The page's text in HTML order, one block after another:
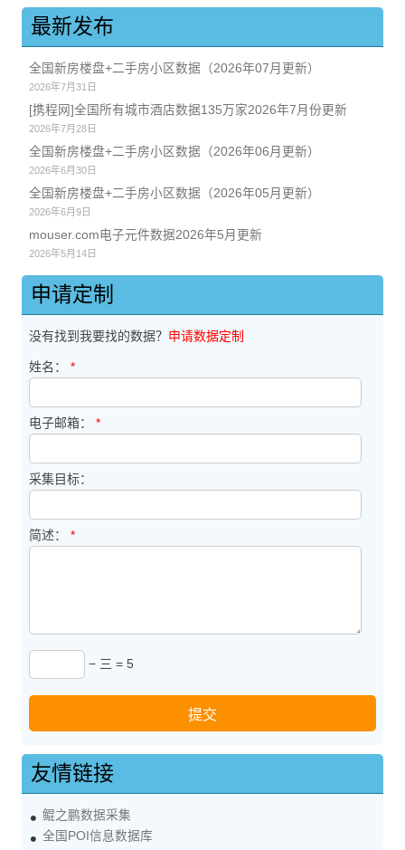
最新发布
全国新房楼盘+二手房小区数据（2026年07月更新）
2026年7月31日
[携程网]全国所有城市酒店数据135万家2026年7月份更新
2026年7月28日
全国新房楼盘+二手房小区数据（2026年06月更新）
2026年6月30日
全国新房楼盘+二手房小区数据（2026年05月更新）
2026年6月9日
mouser.com电子元件数据2026年5月更新
2026年5月14日
申请定制
没有找到我要找的数据？ 申请数据定制
姓名： *
电子邮箱： *
采集目标：
简述： *
− 三 = 5
友情链接
鲲之鹏数据采集
全国POI信息数据库